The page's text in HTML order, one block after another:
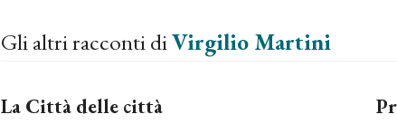
Gli altri racconti diVirgilio Martini
La Città delle città